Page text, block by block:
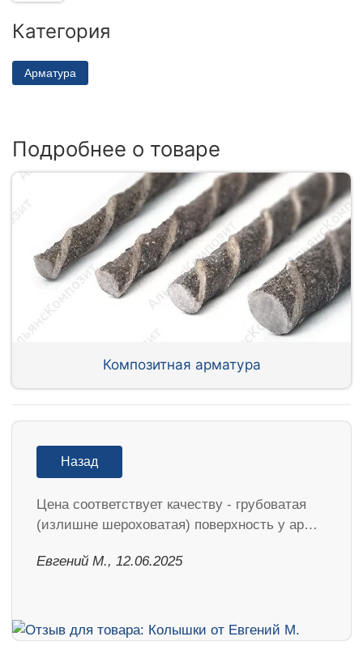
Категория
Арматура
Подробнее о товаре
Композитная арматура
Назад
Цена соответствует качеству - грубоватая
(излишне шероховатая) поверхность у ар…
Евгений М., 12.06.2025